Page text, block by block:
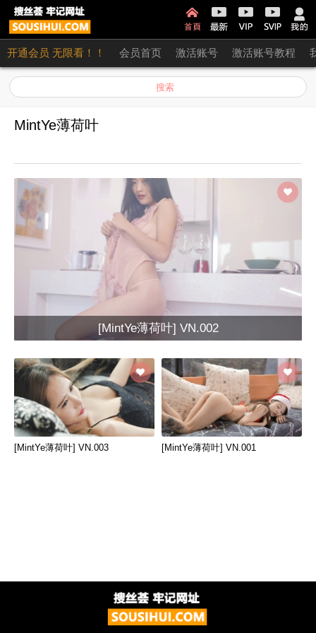
开通会员 无限看！！ 会员首页 激活账号 激活账号教程
搜索
MintYe薄荷叶
[MintYe薄荷叶] VN.002
[MintYe薄荷叶] VN.003 [MintYe薄荷叶] VN.001